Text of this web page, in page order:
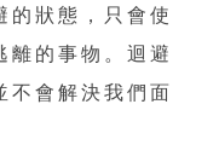
的狀態，只會使
離的事物。迴避
不會解決我們面